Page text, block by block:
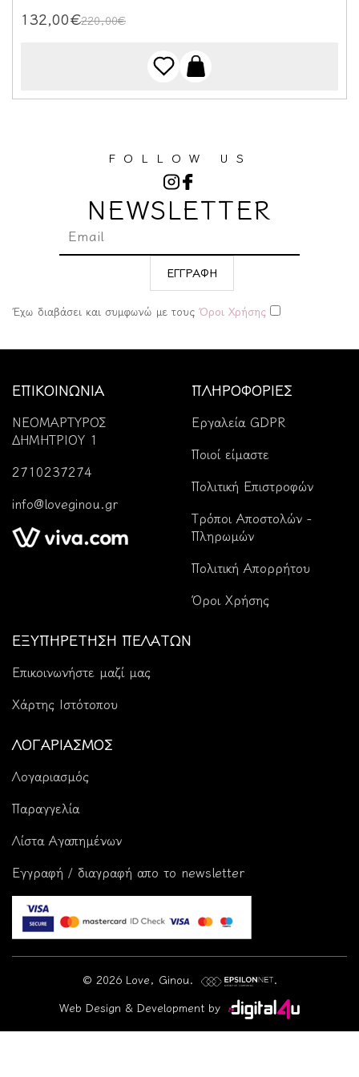
132,00€220,00€
FOLLOW US
NEWSLETTER
ΕΓΓΡΑΦΗ
Έχω διαβάσει και συμφωνώ με τους Όροι Χρήσης
ΕΠΙΚΟΙΝΩΝΙΑ
ΝΕΟΜΑΡΤΥΡΟΣ
ΔΗΜΗΤΡΙΟΥ 1
2710237274
info@loveginou.gr
ΠΛΗΡΟΦΟΡΙΕΣ
Εργαλεία GDPR
Ποιοί είμαστε
Πολιτική Επιστροφών
Tρόποι Αποστολών -
Πληρωμών
Πολιτική Απορρήτου
Όροι Χρήσης
ΕΞΥΠΗΡΕΤΗΣΗ ΠΕΛΑΤΩΝ
Επικοινωνήστε μαζί μας
Χάρτης Ιστότοπου
ΛΟΓΑΡΙΑΣΜΟΣ
Λογαριασμός
Παραγγελία
Λίστα Αγαπημένων
Εγγραφή / διαγραφή απο το newsletter
© 2026 Love, Ginou.
.
Web Design & Development by